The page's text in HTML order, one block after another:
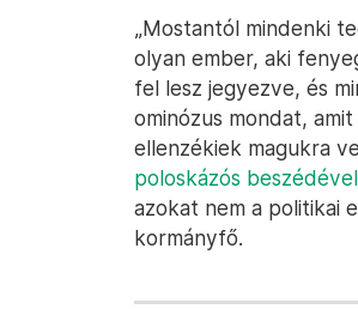
„Mostantól mindenki
olyan ember, aki
fel lesz jegyezve, és
ominózus mondat,
ellenzékiek magukra
poloskázós beszédével
azokat nem a politikai
kormányfő.